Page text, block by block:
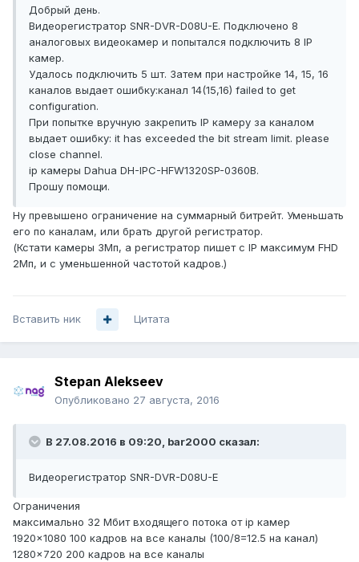
Добрый день.
Видеорегистратор SNR-DVR-D08U-E. Подключено 8
аналоговых видеокамер и попытался подключить 8 IP
камер.
Удалось подключить 5 шт. Затем при настройке 14, 15, 16
каналов выдает ошибку:канал 14(15,16) failed to get
configuration.
При попытке вручную закрепить IP камеру за каналом
выдает ошибку: it has exceeded the bit stream limit. please
close channel.
ip камеры Dahua DH-IPC-HFW1320SP-0360B.
Прошу помощи.
Ну превышено ограничение на суммарный битрейт. Уменьшать
его по каналам, или брать другой регистратор.
(Кстати камеры 3Мп, а регистратор пишет с IP максимум FHD
2Мп, и с уменьшенной частотой кадров.)
Вставить ник Цитата
Stepan Alekseev
Опубликовано 27 августа, 2016
В 27.08.2016 в 09:20, bar2000 сказал:
Видеорегистратор SNR-DVR-D08U-E
Ограничения
максимально 32 Мбит входящего потока от ip камер
1920×1080 100 кадров на все каналы (100/8=12.5 на канал)
1280×720 200 кадров на все каналы